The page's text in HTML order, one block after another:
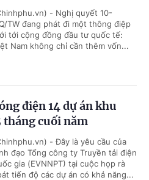
- Nghị quyết 10-
TW đang phát đi một thông điệp
tới cộng đồng đầu tư quốc tế:
Nam không chỉ cần thêm vốn...
điện 14 dự án khu
tháng cuối năm
- Đây là yêu cầu của
đạo Tổng công ty Truyền tải điện
gia (EVNNPT) tại cuộc họp rà
tiến độ các dự án có khả năng...